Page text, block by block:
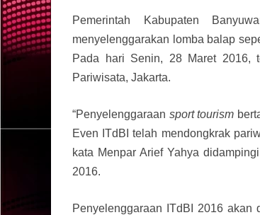
Pemerintah Kabupaten
menyelenggarakan lomba balap
Pada hari Senin, 28 Maret 2016,
Pariwisata, Jakarta.
“Penyelenggaraan sport tourism
Even ITdBI telah mendongkrak
kata Menpar Arief Yahya
2016.
Penyelenggaraan ITdBI 2016